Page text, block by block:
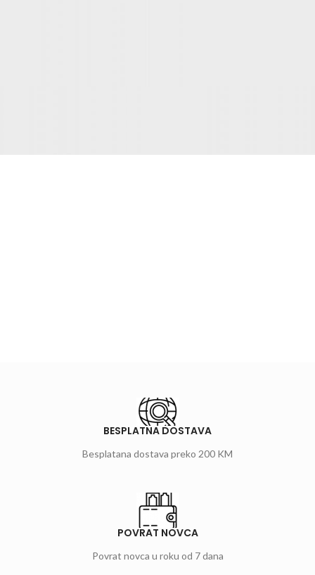
BESPLATNA DOSTAVA
Besplatana dostava preko 200 KM
POVRAT NOVCA
Povrat novca u roku od 7 dana